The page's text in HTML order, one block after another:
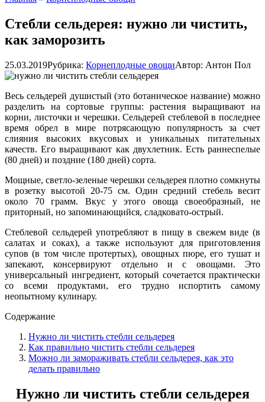
Стебли сельдерея: нужно ли чистить,
как заморозить
25.03.2019Рубрика: Корнеплодные овощиАвтор: Антон Пол
Весь сельдерей душистый (это ботаническое название) можно
разделить на сортовые группы: растения выращивают на
корни, листочки и черешки. Сельдерей стеблевой в последнее
время обрел в мире потрясающую популярность за счет
слияния высоких вкусовых и уникальных питательных
качеств. Его выращивают как двухлетник. Есть раннеспелые
(80 дней) и поздние (180 дней) сорта.
Мощные, светло-зеленые черешки сельдерея плотно сомкнуты
в розетку высотой 20-75 см. Один средний стебель весит
около 70 грамм. Вкус у этого овоща своеобразный, не
приторный, но запоминающийся, сладковато-острый.
Стеблевой сельдерей употребляют в пищу в свежем виде (в
салатах и соках), а также используют для приготовления
супов (в том числе протертых), овощных пюре, его тушат и
запекают, консервируют отдельно и с овощами. Это
универсальный ингредиент, который сочетается практически
со всеми продуктами, его трудно испортить самому
неопытному кулинару.
Содержание
Нужно ли чистить стебли сельдерея
Как правильно чистить стебли сельдерея
Можно ли замораживать стебли сельдерея, как это
делать правильно
Нужно ли чистить стебли сельдерея